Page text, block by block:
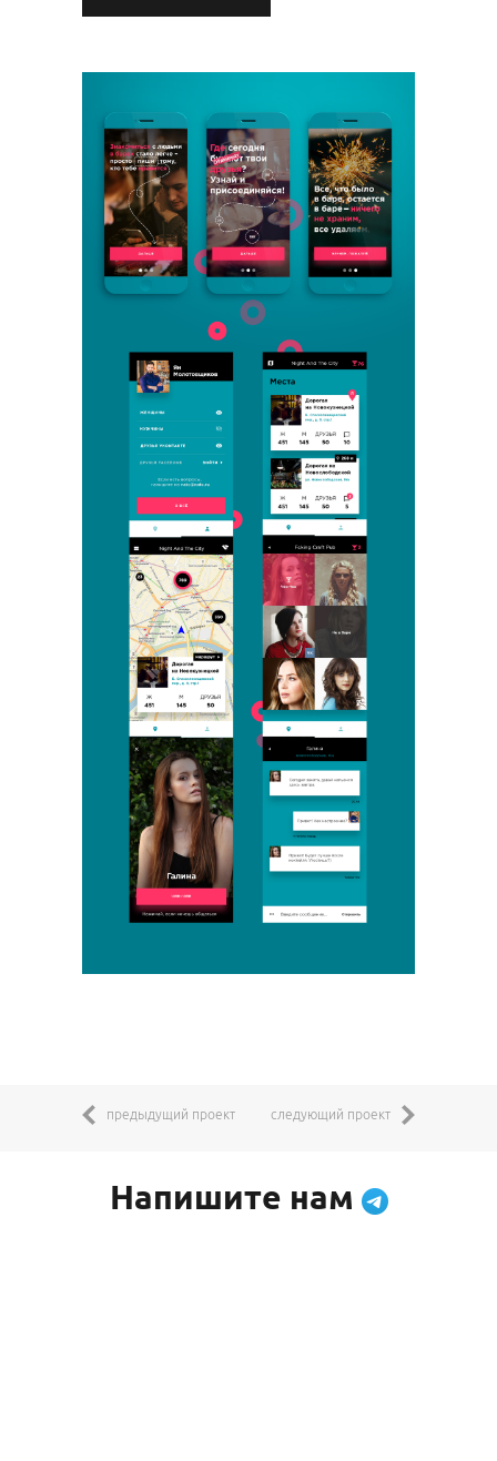
предыдущий проект следующий проект
Напишите нам